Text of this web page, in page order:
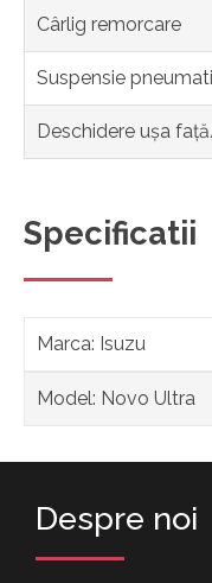
Cârlig remorcare
Suspensie
Deschidere ușa
Specificatii
Marca: Isuzu
Model: Novo Ultra
Despre noi